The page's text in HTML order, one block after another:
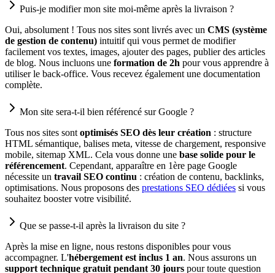
Puis-je modifier mon site moi-même après la livraison ?
Oui, absolument ! Tous nos sites sont livrés avec un CMS (système
de gestion de contenu) intuitif qui vous permet de modifier
facilement vos textes, images, ajouter des pages, publier des articles
de blog. Nous incluons une formation de 2h pour vous apprendre à
utiliser le back-office. Vous recevez également une documentation
complète.
Mon site sera-t-il bien référencé sur Google ?
Tous nos sites sont optimisés SEO dès leur création : structure
HTML sémantique, balises meta, vitesse de chargement, responsive
mobile, sitemap XML. Cela vous donne une base solide pour le
référencement. Cependant, apparaître en 1ère page Google
nécessite un travail SEO continu : création de contenu, backlinks,
optimisations. Nous proposons des prestations SEO dédiées si vous
souhaitez booster votre visibilité.
Que se passe-t-il après la livraison du site ?
Après la mise en ligne, nous restons disponibles pour vous
accompagner. L'hébergement est inclus 1 an. Nous assurons un
support technique gratuit pendant 30 jours pour toute question